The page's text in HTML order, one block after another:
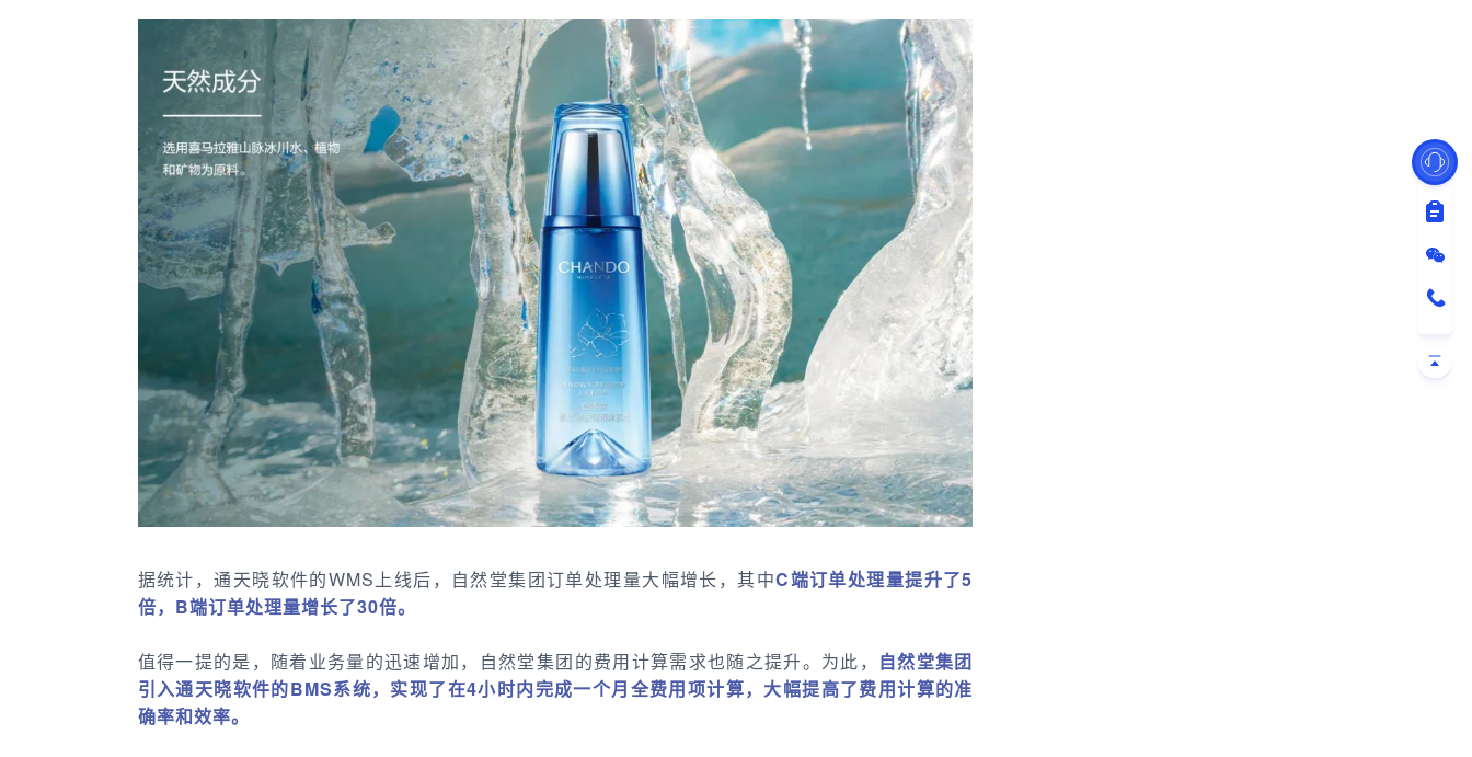
据统计，通天晓软件的WMS上线后，自然堂集团订单处理量大幅增长，其中C端订单处理量提升了5
倍，B端订单处理量增长了30倍。
值得一提的是，随着业务量的迅速增加，自然堂集团的费用计算需求也随之提升。为此， 自然堂集团
引入通天晓软件的BMS系统，实现了在4小时内完成一个月全费用项计算，大幅提高了费用计算的准
确率和效率。